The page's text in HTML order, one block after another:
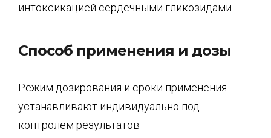
интоксикацией сердечными гликозидами.
Способ применения и дозы
Режим дозирования и сроки применения
устанавливают индивидуально под
контролем результатов